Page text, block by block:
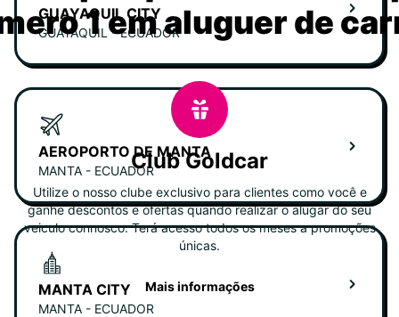
GUAYAQUIL CITY
GUAYAQUIL - ECUADOR
AEROPORTO DE MANTA
MANTA - ECUADOR
MANTA CITY
MANTA - ECUADOR
1 em aluguer de
Club Goldcar
Utilize o nosso clube exclusivo para clientes como você e
ganhe descontos e ofertas quando realizar o alugar do seu
veiculo connosco. Terá acesso todos os meses a promoções
únicas.
Mais informações